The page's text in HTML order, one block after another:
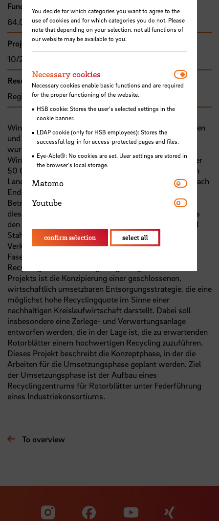
Funding amount
64.000,00 €
Project duration
10/2021 - 06/2022
Research and transfer clusters
Region im Wandel
Windenergieanlagen sind zentrales Element der heutigen
und zukünftigen Energiewirtschaft in Deutschland. Es
wurden bis heute in Deutschland knapp 30.000
Windenergieanlagen mit einer Gesamtleistung von über
50 GW installiert. Ab 2021 fallen die ersten Anlagen an
Land aus der EEG- Förderung, womit dann nach und nach
End-of-Life Windenergieanlagen (EoL-WEA) aus dem
Betrieb ausscheiden werden. Die Hauptkomponenten
dieser Anlagen an Land bestehen zu einem Großteil aus
den bereits gut recyclingfähigen Materialien Beton und
Stahl. Allerdings bleibt für die Rotorblätter und
Verkleidungen der Nabe und der Gondel, für die
Faserverbundkunststoffe (FVK), genutzt werden, ein
Recycling noch stark steigerungsfähig. Ziel dieses
Projekts ist die Konzipierung einer geschlossenen,
wirtschaftlich umsetzbaren Entsorgungsstrategie, die eine
möglichst hohe Recyclingquote im Sinne einer
nachhaltigen Kreislaufwirtschaft darstellt. Dabei soll
insbesondere eine Zerlege- und Verwertungsanlage
entworfen werden, die in der Lage ist, die zu erwartenden
Rotorblätter einem hochwertigen Recycling zuzuführen.
Dieses Projekt beschreibt die Konzeptphase, in der die
Arbeiten für die Umsetzungsphase geplant werden. Ziel
der Umsetzungsphase ist der Aufbau eines
Recyclingzentrums für Rotorblätter unter Federführung
eines Industriekonsortiums.
To overview
Visit our Facebook
Visit
You decide for which categories you want to agree to the
use of cookies and for which categories you do not. Please
note that depending on your selection, not all functions of
our website may be available to you.
Necessary cookies
Necessary cookies enable basic functions and are required
for the proper functioning of the website.
HSB cookie: Stores the user's selected settings in the
cookie banner.
LDAP cookie (only for HSB employees): Stores the
successful log-in for access-protected pages and files.
Eye-Able®: No cookies are set. User settings are stored in
the browser's local storage.
Matomo Matomo
Youtube Youtube
confirm selection select all